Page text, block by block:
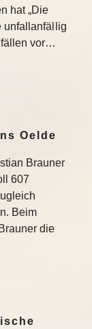
hat „Die
unfallanfällig
vor…
Oelde
Brauner
607
Beim
die